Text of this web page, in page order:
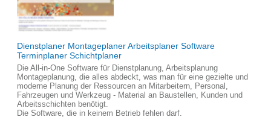
Dienstplaner Montageplaner Arbeitsplaner Software
Terminplaner Schichtplaner
Die All-in-One Software für Dienstplanung, Arbeitsplanung
Montageplanung, die alles abdeckt, was man für eine gezielte und
moderne Planung der Ressourcen an Mitarbeitern, Personal,
Fahrzeugen und Werkzeug - Material an Baustellen, Kunden und
Arbeitsschichten benötigt.
Die Software, die in keinem Betrieb fehlen darf.